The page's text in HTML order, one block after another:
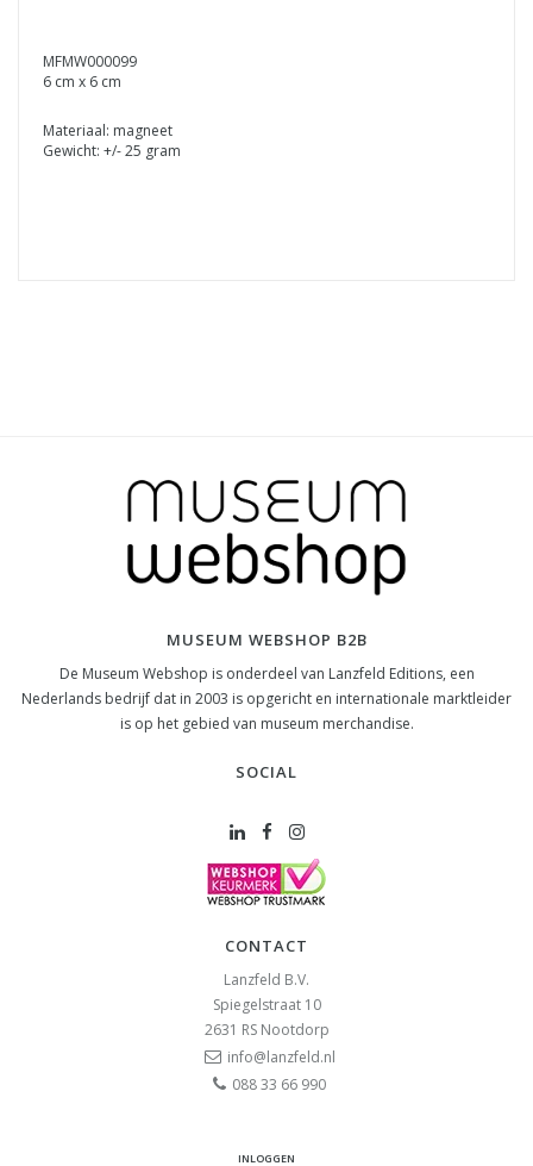
MFMW000099
6 cm x 6 cm
Materiaal: magneet
Gewicht: +/- 25 gram
MUSEUM WEBSHOP B2B
De Museum Webshop is onderdeel van Lanzfeld Editions, een
Nederlands bedrijf dat in 2003 is opgericht en internationale marktleider
is op het gebied van museum merchandise.
SOCIAL
CONTACT
Lanzfeld B.V.
Spiegelstraat 10
2631 RS Nootdorp
info@lanzfeld.nl
088 33 66 990
INLOGGEN